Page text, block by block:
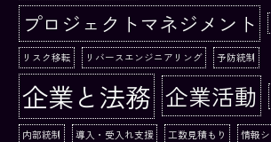
プロジェクトマネジメント
リスク移転 リバースエンジニアリング 予防統制
企業と法務 企業活動
内部統制 導入・受入れ支援 工数見積もり 情報